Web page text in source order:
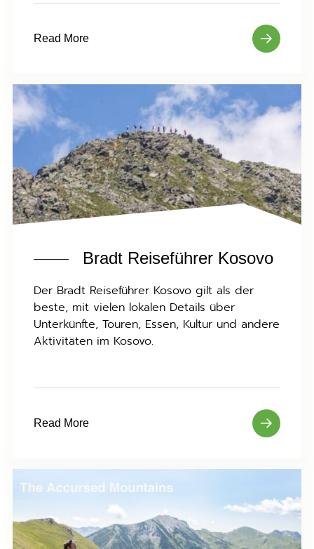
Read More
Bradt Reiseführer Kosovo
Der Bradt Reiseführer Kosovo gilt als der
beste, mit vielen lokalen Details über
Unterkünfte, Touren, Essen, Kultur und andere
Aktivitäten im Kosovo.
Read More